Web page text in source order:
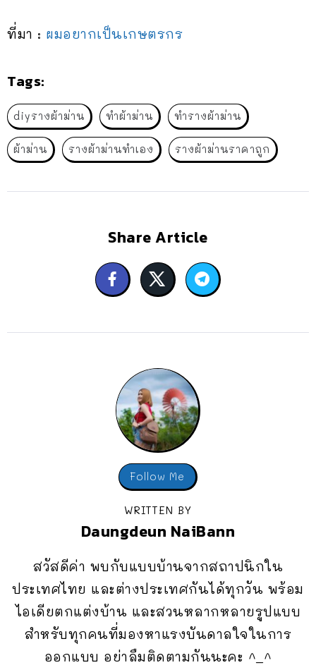
ที่มา : ผมอยากเป็นเกษตรกร
Tags:
diyรางผ้าม่าน ทำผ้าม่าน ทำรางผ้าม่าน
ผ้าม่าน รางผ้าม่านทำเอง รางผ้าม่านราคาถูก
Share Article
Follow Me
WRITTEN BY
Daungdeun NaiBann
สวัสดีค่า พบกับแบบบ้านจากสถาปนิกใน
ประเทศไทย และต่างประเทศกันได้ทุกวัน พร้อม
ไอเดียตกแต่งบ้าน และสวนหลากหลายรูปแบบ
สำหรับทุกคนที่มองหาแรงบันดาลใจในการ
ออกแบบ อย่าลืมติดตามกันนะคะ ^_^